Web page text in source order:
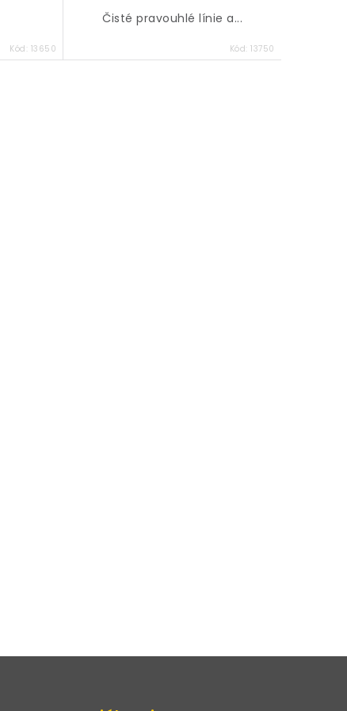
Kód: 13650
Čisté pravouhlé línie a...
Kód:13750